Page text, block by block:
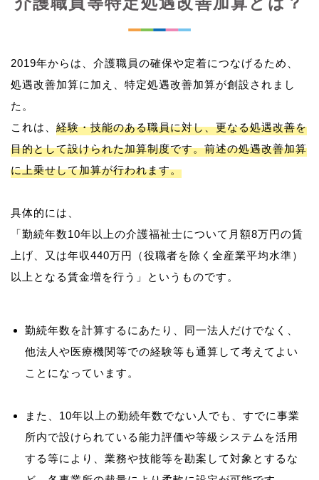
2019年からは、介護職員の確保や定着につなげるため、
処遇改善加算に加え、特定処遇改善加算が創設されまし
た。
これは、 経験・技能のある職員に対し、更なる処遇改善を
目的として設けられた加算制度です。前述の処遇改善加算
に上乗せして加算が行われます。
具体的には、
「勤続年数10年以上の介護福祉士について月額8万円の賃
上げ、又は年収440万円（役職者を除く全産業平均水準）
勤続年数を計算するにあたり、同一法人だけでなく、
他法人や医療機関等での経験等も通算して考えてよい
ことになっています。
また、10年以上の勤続年数でない人でも、すでに事業
所内で設けられている能力評価や等級システムを活用
する等により、業務や技能等を勘案して対象とするな